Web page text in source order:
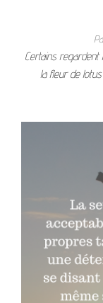
Certains regardent
la fleur de lotus